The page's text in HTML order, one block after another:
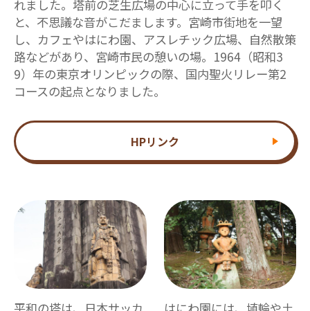
れました。塔前の芝生広場の中心に立って手を叩く
と、不思議な音がこだまします。宮崎市街地を一望
し、カフェやはにわ園、アスレチック広場、自然散策
路などがあり、宮崎市民の憩いの場。1964（昭和3
9）年の東京オリンピックの際、国内聖火リレー第2
コースの起点となりました。
HPリンク